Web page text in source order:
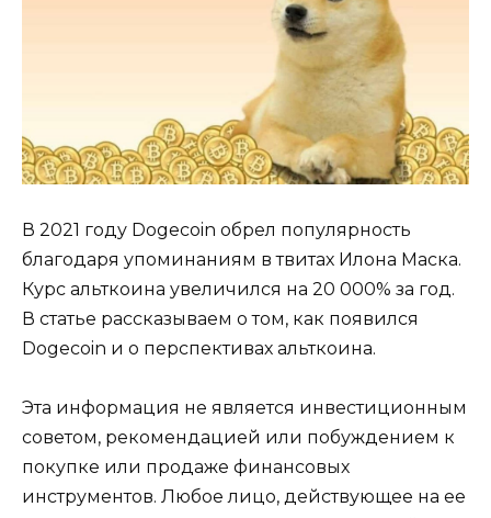
В 2021 году Dogecoin обрел популярность
благодаря упоминаниям в твитах Илона Маска.
Курс альткоина увеличился на 20 000% за год.
В статье рассказываем о том, как появился
Dogecoin и о перспективах альткоина.
Эта информация не является инвестиционным
советом, рекомендацией или побуждением к
покупке или продаже финансовых
инструментов. Любое лицо, действующее на ее